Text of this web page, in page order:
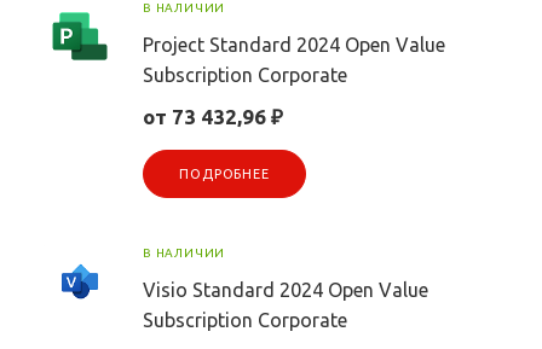
В НАЛИЧИИ
Project Standard 2024 Open Value
Subscription Corporate
от 73 432,96 ₽
ПОДРОБНЕЕ
В НАЛИЧИИ
Visio Standard 2024 Open Value
Subscription Corporate